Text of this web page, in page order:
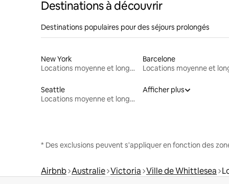
Destinations à découvrir
Destinations populaires pour des séjours prolongés
New York
Locations moyenne et longue durée
Barcelone
Seattle
Locations moyenne et longue durée
Afficher plus
* Des exclusions peuvent s'appliquer en fonction des
Airbnb Australie Victoria Ville de Whittlesea